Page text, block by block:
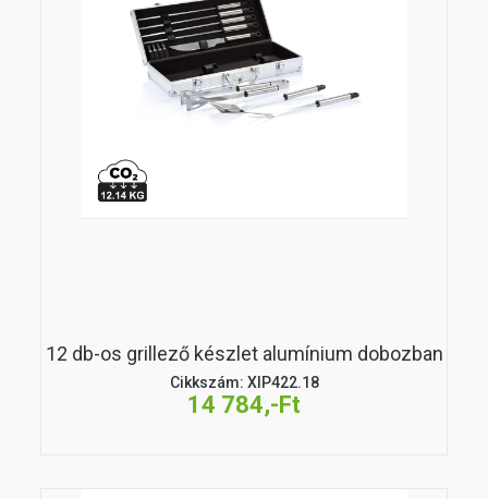
12 db-os grillező készlet alumínium dobozban
Cikkszám: XIP422.18
14 784,-Ft